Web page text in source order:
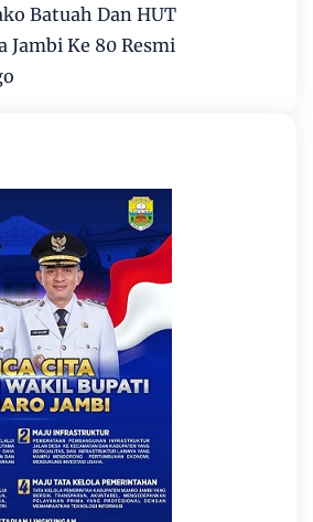
Batuah Dan HUT
Ke 80 Resmi